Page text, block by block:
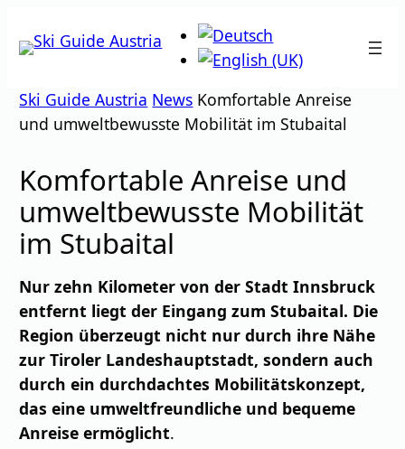
Inhalt
Ski Guide Austria News Komfortable Anreise
und umweltbewusste Mobilität im Stubaital
Komfortable Anreise und
umweltbewusste Mobilität
im Stubaital
Nur zehn Kilometer von der Stadt Innsbruck
entfernt liegt der Eingang zum Stubaital. Die
Region überzeugt nicht nur durch ihre Nähe
zur Tiroler Landeshauptstadt, sondern auch
durch ein durchdachtes Mobilitätskonzept,
das eine umweltfreundliche und bequeme
Anreise ermöglicht.